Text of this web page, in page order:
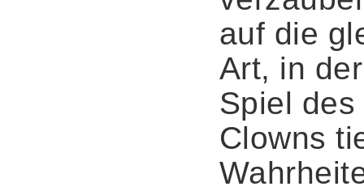
auf die
Art, in
Spiel des
Clowns